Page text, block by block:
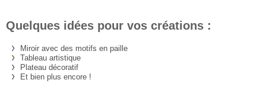
Quelques idées pour vos créations :
Miroir avec des motifs en paille
Tableau artistique
Plateau décoratif
Et bien plus encore !